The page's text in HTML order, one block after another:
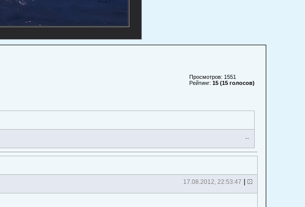
Просмотров: 1551
Рейтинг: 15 (15 голосов)
17.08.2012, 22:53:47 |